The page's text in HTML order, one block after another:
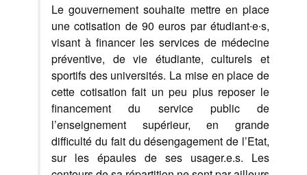
Le gouvernement souhaite mettre en place
une cotisation de 90 euros par étudiant∙e∙s,
visant à financer les services de médecine
préventive, de vie étudiante, culturels et
sportifs des universités. La mise en place de
cette cotisation fait un peu plus reposer le
financement du service public de
l’enseignement supérieur, en grande
difficulté du fait du désengagement de l’Etat,
sur les épaules de ses usager.e.s. Les